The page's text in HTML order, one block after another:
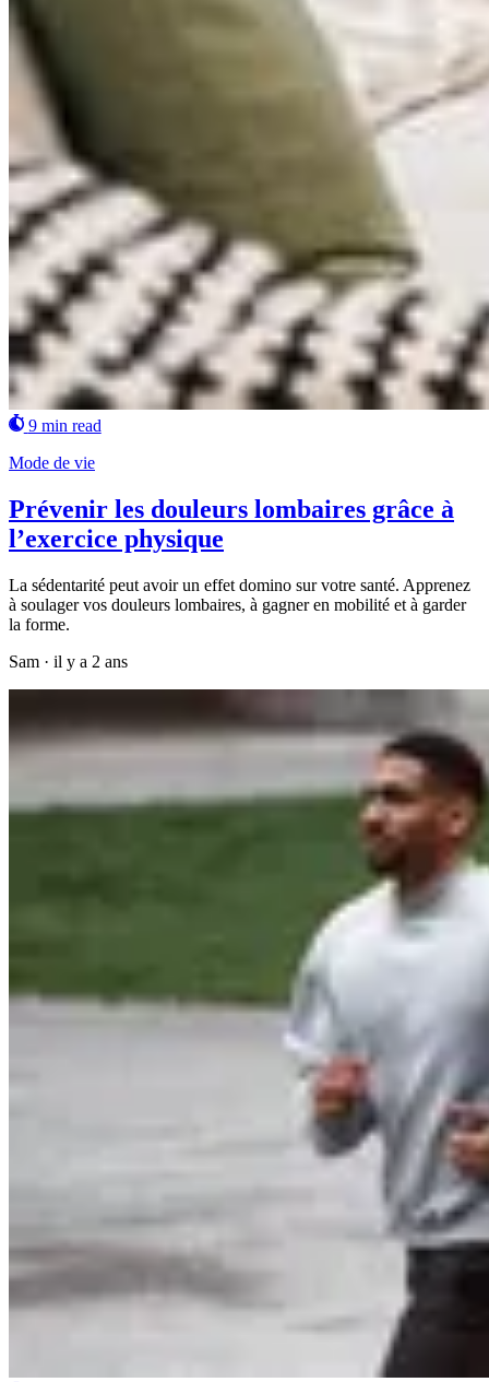
9 min read
Mode de vie
Prévenir les douleurs lombaires grâce à
l’exercice physique
La sédentarité peut avoir un effet domino sur votre santé. Apprenez
à soulager vos douleurs lombaires, à gagner en mobilité et à garder
la forme.
Sam · il y a 2 ans